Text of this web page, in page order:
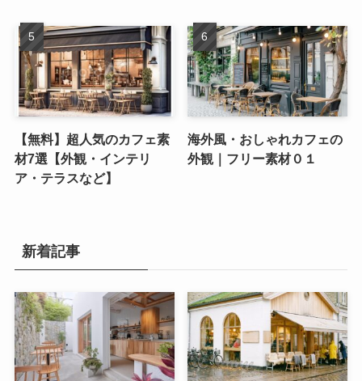
【無料】超人気のカフェ素
材7選【外観・インテリ
ア・テラスなど】
海外風・おしゃれカフェの
外観｜フリー素材０１
新着記事